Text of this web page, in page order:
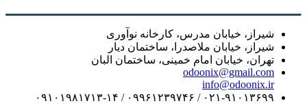
شیراز، خیابان مدرس، کارخانه نوآوری
شیراز، خیابان ملاصدرا، ساختمان دیار
تهران، خیابان امام خمینی، ساختمان البان
odoonix@gmail.com
info@odoonix.ir
۰۲۱-۹۱۰۱۳۶۹۹ / ۰۹۹۶۱۲۳۹۷۴۶ / ۰۹۱۰۱۹۸۱۷۱۳-۱۴